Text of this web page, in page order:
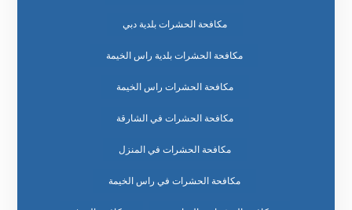
مكافحة الحشرات بلدية دبي
مكافحة الحشرات بلدية راس الخيمة
مكافحة الحشرات راس الخيمة
مكافحة الحشرات في الشارقة
مكافحة الحشرات في المنزل
مكافحة الحشرات في راس الخيمة